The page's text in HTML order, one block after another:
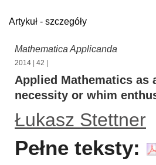
Artykuł - szczegóły
Mathematica Applicanda
2014 42
Applied Mathematics
necessity or whim
Łukasz Stettner
Pełne teksty: